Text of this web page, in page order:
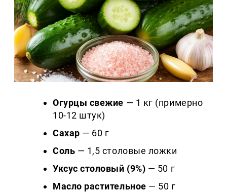
Огурцы свежие — 1 кг (примерно
10-12 штук)
Сахар — 60 г
Соль — 1,5 столовые ложки
Уксус столовый (9%) — 50 г
Масло растительное — 50 г